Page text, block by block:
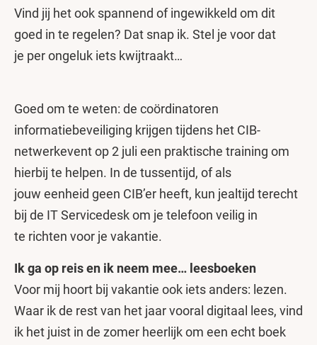
Vind jij het ook spannend of ingewikkeld om dit
goed in te regelen? Dat snap ik. Stel je voor dat
je per ongeluk iets kwijtraakt…
Goed om te weten: de coördinatoren
informatiebeveiliging krijgen tijdens het CIB-
netwerkevent op 2 juli een praktische training om
hierbij te helpen. In de tussentijd, of als
jouw eenheid geen CIB’er heeft, kun jealtijd terecht
bij de IT Servicedesk om je telefoon veilig in
te richten voor je vakantie.
Ik ga op reis en ik neem mee… leesboeken
Voor mij hoort bij vakantie ook iets anders: lezen.
Waar ik de rest van het jaar vooral digitaal lees, vind
ik het juist in de zomer heerlijk om een echt boek